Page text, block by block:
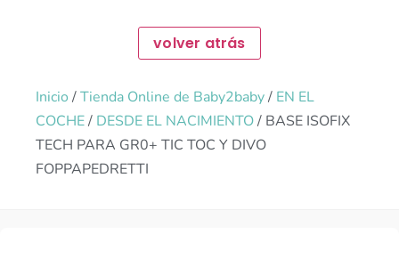
Inicio /Tienda Online de Baby2baby/ EN EL
COCHE/ DESDE EL NACIMIENTO/ BASE ISOFIX
TECH PARA GR0+ TIC TOC Y DIVO
FOPPAPEDRETTI